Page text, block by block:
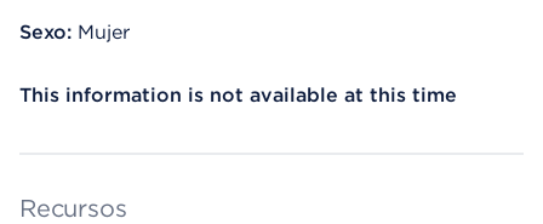
Sexo: Mujer
This information is not available at this time
Recursos